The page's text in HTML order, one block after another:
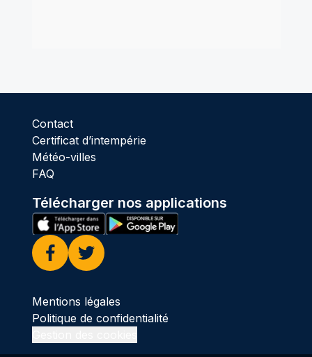
Contact
Certificat d’intempérie
Météo-villes
FAQ
Télécharger nos applications
Facebook
Twitter
Mentions légales
Politique de confidentialité